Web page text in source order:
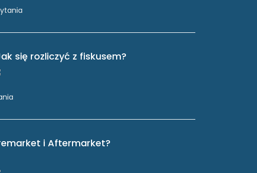
się rozliczyć z fiskusem?
i Aftermarket?